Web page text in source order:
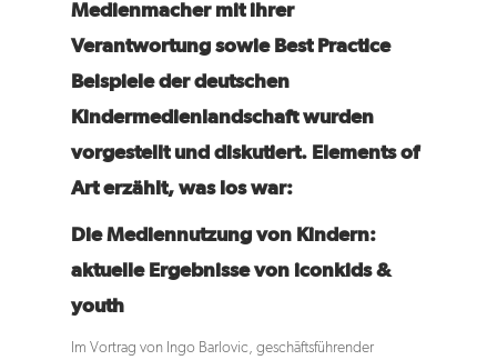
Medienmacher mit ihrer
Verantwortung sowie Best Practice
Beispiele der deutschen
Kindermedienlandschaft wurden
vorgestellt und diskutiert. Elements of
Art erzählt, was los war:
Die Mediennutzung von Kindern:
aktuelle Ergebnisse von iconkids &
youth
Im Vortrag von Ingo Barlovic, geschäftsführender